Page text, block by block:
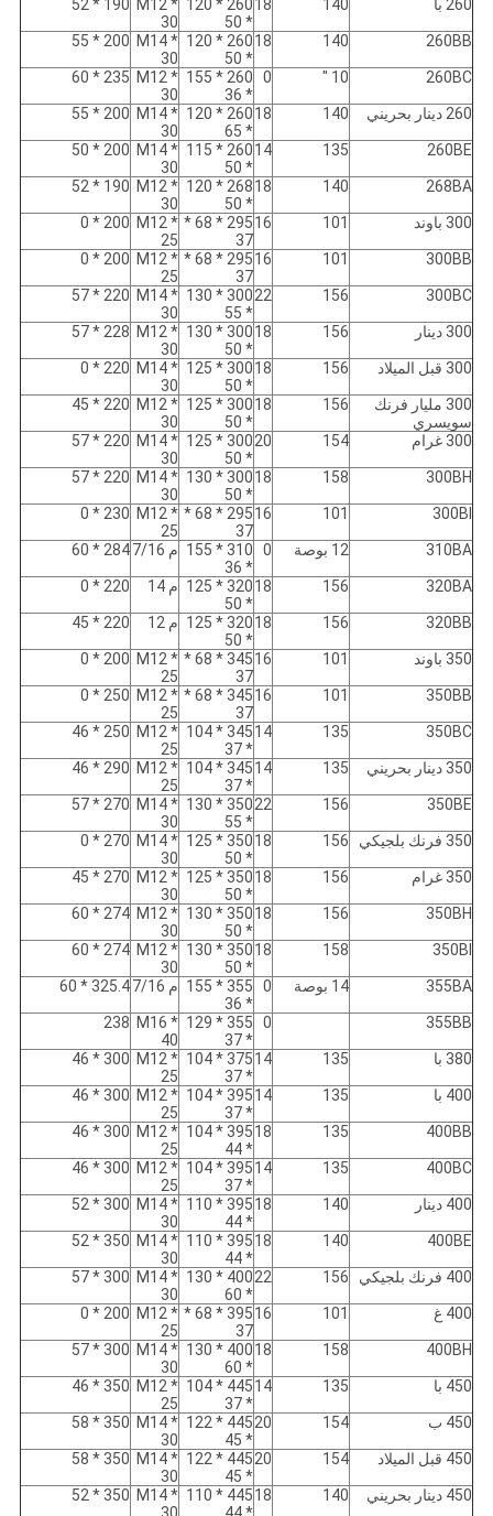
260 با 140
18
260 * 120
* 50
M12 *
30
190 * 52
260BB
140
18
260 * 120
* 50
M14 *
30
200 * 55
260BC
10 "
0
260 * 155
* 36
M12 *
30
235 * 60
260 دينار بحريني 140
18
260 * 120
* 65
M14 *
30
200 * 55
260BE
135
14
260 * 115
* 50
M14 *
30
200 * 50
268BA
140
18
268 * 120
* 50
M12 *
30
190 * 52
300 باوند 101
16
295 * 68 *
37
M12 *
25
200 * 0
300BB
101
16
295 * 68 *
37
M12 *
25
200 * 0
300BC
156
22
300 * 130
* 55
M14 *
30
220 * 57
300 دينار 156
18
300 * 130
* 50
M12 *
30
228 * 57
300 قبل الميلاد 156
18
300 * 125
* 50
M14 *
30
220 * 0
300 مليار فرنك
سويسري
156
18
300 * 125
* 50
M12 *
30
220 * 45
300 غرام 154
20
300 * 125
* 50
M14 *
30
220 * 57
300BH
158
18
300 * 130
* 50
M14 *
30
220 * 57
300BI
101
16
295 * 68 *
37
M12 *
25
230 * 0
310BA 12 بوصة 0
310 * 155
* 36
م 7/16 284 * 60
320BA
156
18
320 * 125
* 50
م 14 220 * 0
320BB
156
18
320 * 125
* 50
م 12 220 * 45
350 باوند 101
16
345 * 68 *
37
M12 *
25
200 * 0
350BB
101
16
345 * 68 *
37
M12 *
25
250 * 0
350BC
135
14
345 * 104
* 37
M12 *
25
250 * 46
350 دينار بحريني 135
14
345 * 104
* 37
M12 *
25
290 * 46
350BE
156
22
350 * 130
* 55
M14 *
30
270 * 57
350 فرنك بلجيكي 156
18
350 * 125
* 50
M14 *
30
270 * 0
350 غرام 156
18
350 * 125
* 50
M12 *
30
270 * 45
350BH
156
18
350 * 130
* 50
M12 *
30
274 * 60
350BI
158
18
350 * 130
* 50
M12 *
30
274 * 60
355BA 14 بوصة 0
355 * 155
* 36
م 7/16 325.4 * 60
355BB
0
355 * 129
* 37
M16 *
40
238
380 با 135
14
375 * 104
* 37
M12 *
25
300 * 46
400 با 135
14
395 * 104
* 37
M12 *
25
300 * 46
400BB
135
18
395 * 104
* 44
M12 *
25
300 * 46
400BC
135
14
395 * 104
* 37
M12 *
25
300 * 46
400 دينار 140
18
395 * 110
* 44
M14 *
30
300 * 52
400BE
140
18
395 * 110
* 44
M14 *
30
350 * 52
400 فرنك بلجيكي 156
22
400 * 130
* 60
M14 *
30
300 * 57
400 غ 101
16
395 * 68 *
37
M12 *
25
200 * 0
400BH
158
18
400 * 130
* 60
M14 *
30
300 * 57
450 با 135
14
445 * 104
* 37
M12 *
25
350 * 46
450 ب 154
20
445 * 122
* 45
M14 *
30
350 * 58
450 قبل الميلاد 154
20
445 * 122
* 45
M14 *
30
350 * 58
450 دينار بحريني 140
18
445 * 110
M14 *
350 * 52